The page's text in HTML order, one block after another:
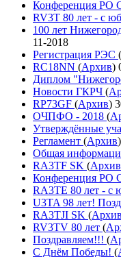
Конференция РО
RV3T 80 лет - с
100 лет
11-2018
Регистрация РЭС (
RC18NN (Архив)
Диплом
Новости ГКРЧ (
RP73GF (Архив)
ОЧПФО - 2018 (
Утверждённые
Регламент (Архив)
Общая
RA3TF SK (Архив
Конференция РО
RA3TE 80 лет - с
U3TA 98 лет!
RA3TJI SK (Архив
RV3TV 80 лет (
Поздравляем!!! (
С Днём Победы! (